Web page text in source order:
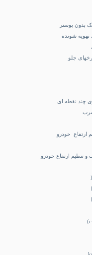
بدون پوستر
شونده
جلو
چند نقطه ای
ارتفاع خودرو
تنظیم ارتفاع خودرو